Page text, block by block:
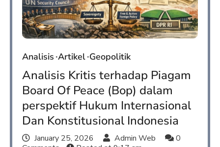
Analisis Artikel Geopolitik
Analisis Kritis terhadap Piagam
Board Of Peace (Bop) dalam
perspektif Hukum Internasional
Dan Konstitusional Indonesia
January 25, 2026 Admin Web
0